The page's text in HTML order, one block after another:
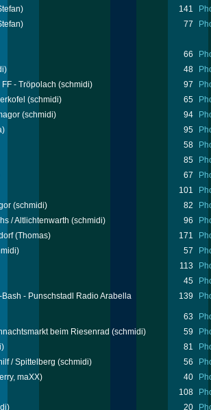
141
77
66
48
- Tröpolach (schmidi) 97
(schmidi) 65
(schmidi) 94
95
58
85
67
101
(schmidi) 82
/ Altlichtenwarth (schmidi) 96
(Thomas) 171
57
113
45
- Punschstadl Radio Arabella
139
63
beim Riesenrad (schmidi) 59
81
/ Spittelberg (schmidi) 56
maXX) 40
108
20